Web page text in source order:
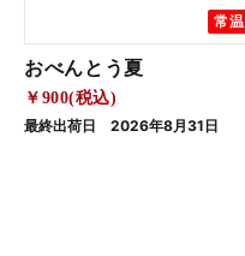
常温
おべんとう夏
￥900(税込)
最終出荷日 2026年8月31日